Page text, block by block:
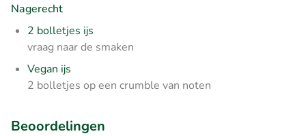
Nagerecht
2 bolletjes ijs
vraag naar de smaken
Vegan ijs
2 bolletjes op een crumble van noten
Beoordelingen